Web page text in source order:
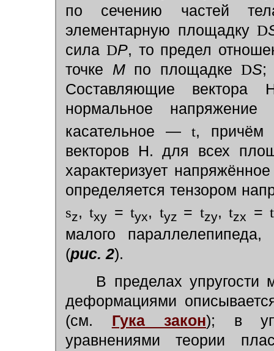
по сечению частей
элементарную площадкуD
сила DР, то предел
точке Мпо площадке DS;
Составляющие
нормальное
касательное —t, причём
векторов Н. для всех
характеризует
определяется тензором
sz,txy =tyx, tyz = tzy,tzx =t
малого
(рис. 2).
В пределах упругости
деформациями
(см. Гука закон); в
уравнениями теории